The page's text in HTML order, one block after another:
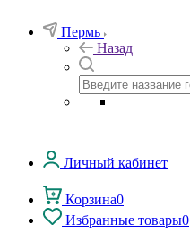
Пермь
Назад
Личный кабинет
Корзина0
Избранные товары0